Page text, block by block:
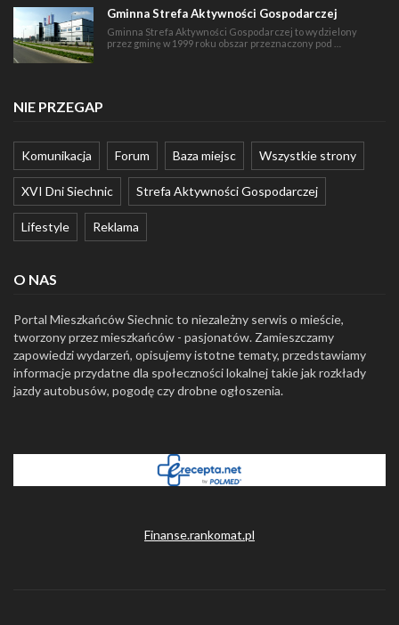
Gminna Strefa Aktywności Gospodarczej
Gminna Strefa Aktywności Gospodarczej to wydzielony
przez gminę w 1999 roku obszar przeznaczony pod …
NIE PRZEGAP
Komunikacja Forum Baza miejsc Wszystkie strony
XVI Dni Siechnic Strefa Aktywności Gospodarczej
Lifestyle Reklama
O NAS
Portal Mieszkańców Siechnic to niezależny serwis o mieście,
tworzony przez mieszkańców - pasjonatów. Zamieszczamy
zapowiedzi wydarzeń, opisujemy istotne tematy, przedstawiamy
informacje przydatne dla społeczności lokalnej takie jak rozkłady
jazdy autobusów, pogodę czy drobne ogłoszenia.
Finanse.rankomat.pl